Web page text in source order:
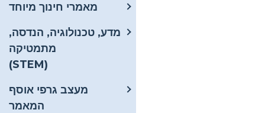
מאמרי חינוך מיוחד
מדע, טכנולוגיה, הנדסה,
מתמטיקה
(STEM)
מעצב גרפי אוסף
המאמר